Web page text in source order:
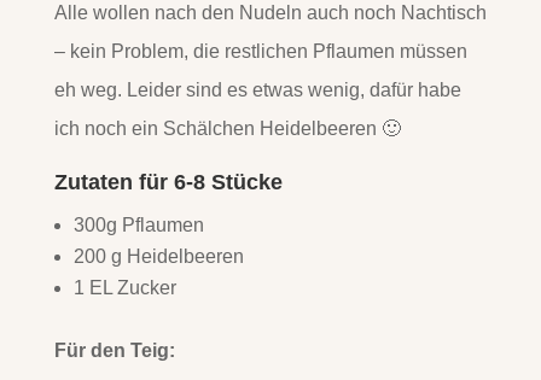
Alle wollen nach den Nudeln auch noch Nachtisch
– kein Problem, die restlichen Pflaumen müssen
eh weg. Leider sind es etwas wenig, dafür habe
ich noch ein Schälchen Heidelbeeren 🙂
Zutaten für 6-8 Stücke
300g Pflaumen
200 g Heidelbeeren
1 EL Zucker
Für den Teig: